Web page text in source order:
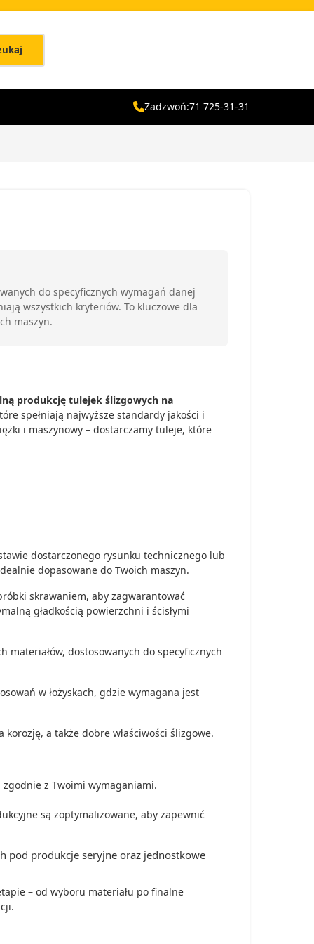
Zadzwoń:71 725-31-31
do specyficznych wymagań danej
wszystkich kryteriów. To kluczowe dla
maszyn.
produkcję tulejek ślizgowych na
spełniają najwyższe standardy jakości i
i maszynowy – dostarczamy tuleje, które
dostarczonego rysunku technicznego lub
dopasowane do Twoich maszyn.
skrawaniem, aby zagwarantować
gładkością powierzchni i ścisłymi
dostosowanych do specyficznych
w łożyskach, gdzie wymagana jest
a także dobre właściwości ślizgowe.
zgodnie z Twoimi wymaganiami.
są zoptymalizowane, aby zapewnić
pod produkcje seryjne oraz jednostkowe
– od wyboru materiału po finalne